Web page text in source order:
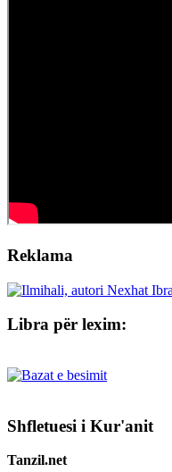
Reklama
Libra për lexim:
Shfletuesi i Kur'anit
Tanzil.net